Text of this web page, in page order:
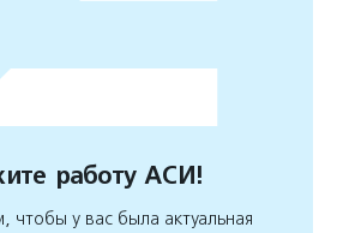
работу АСИ!
у вас была актуальная